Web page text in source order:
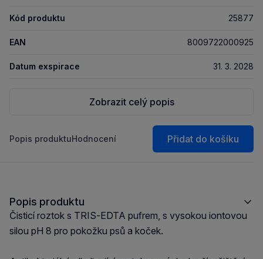
Kód produktu 25877
EAN 8009722000925
Datum exspirace 31. 3. 2028
Zobrazit celý popis
Popis produktuHodnocení Přidat do košíku
Popis produktu
Čisticí roztok s TRIS-EDTA pufrem, s vysokou iontovou
silou pH 8 pro pokožku psů a koček.